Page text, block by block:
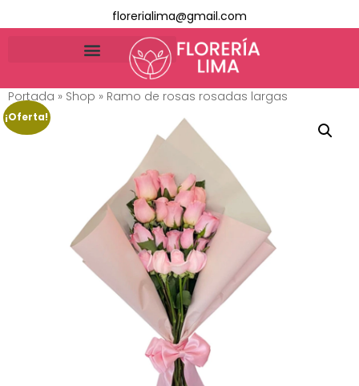
florerialima@gmail.com
Portada » Shop » Ramo de rosas rosadas largas
¡Oferta!